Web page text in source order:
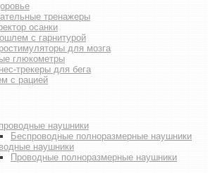
тренажеры
осанки
с гарнитурой
для мозга
глюкометры
трекеры для бега
с рацией
наушники
Беспроводные полноразмерные наушники
наушники
Проводные полноразмерные наушники